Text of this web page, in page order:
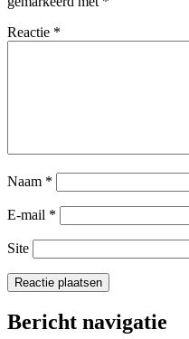
Reactie *
Naam *
E-mail *
Site
Bericht navigatie